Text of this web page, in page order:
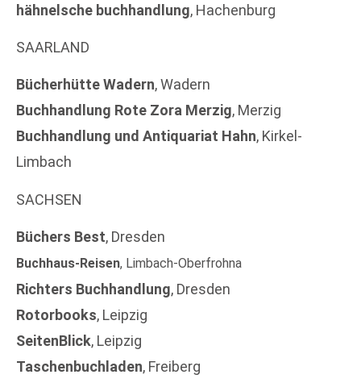
hähnelsche buchhandlung, Hachenburg
SAARLAND
Bücherhütte Wadern, Wadern
Buchhandlung Rote Zora Merzig, Merzig
Buchhandlung und Antiquariat Hahn, Kirkel-
Limbach
SACHSEN
Büchers Best, Dresden
Buchhaus-Reisen, Limbach-Oberfrohna
Richters Buchhandlung, Dresden
Rotorbooks, Leipzig
SeitenBlick, Leipzig
Taschenbuchladen, Freiberg